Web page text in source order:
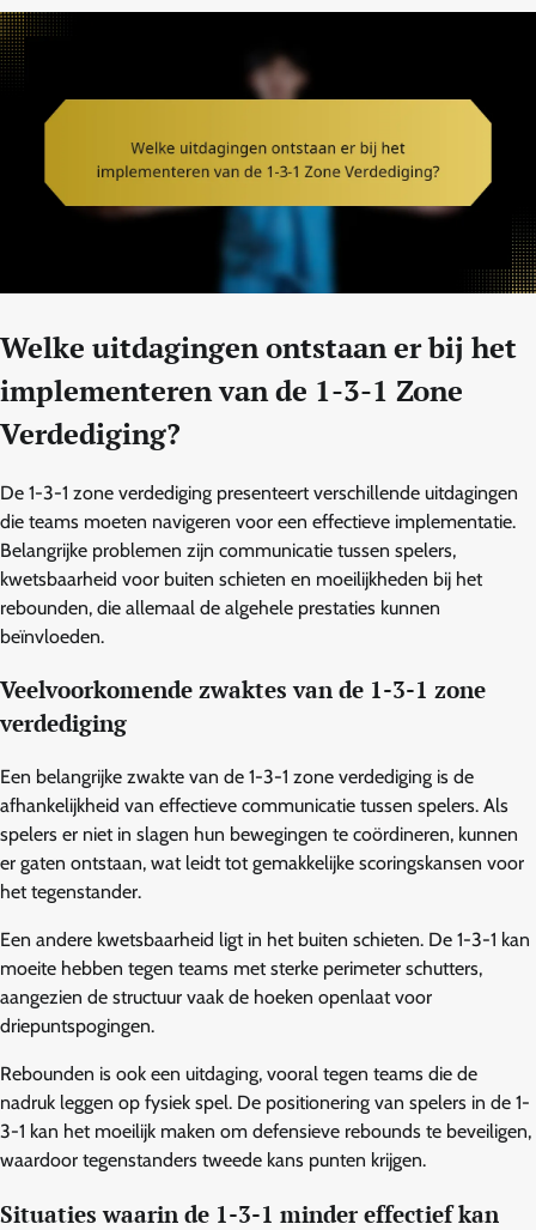
Welke uitdagingen ontstaan er bij het
implementeren van de 1-3-1 Zone
Verdediging?
De 1-3-1 zone verdediging presenteert verschillende uitdagingen
die teams moeten navigeren voor een effectieve implementatie.
Belangrijke problemen zijn communicatie tussen spelers,
kwetsbaarheid voor buiten schieten en moeilijkheden bij het
rebounden, die allemaal de algehele prestaties kunnen
beïnvloeden.
Veelvoorkomende zwaktes van de 1-3-1 zone
verdediging
Een belangrijke zwakte van de 1-3-1 zone verdediging is de
afhankelijkheid van effectieve communicatie tussen spelers. Als
spelers er niet in slagen hun bewegingen te coördineren, kunnen
er gaten ontstaan, wat leidt tot gemakkelijke scoringskansen voor
het tegenstander.
Een andere kwetsbaarheid ligt in het buiten schieten. De 1-3-1 kan
moeite hebben tegen teams met sterke perimeter schutters,
aangezien de structuur vaak de hoeken openlaat voor
driepuntspogingen.
Rebounden is ook een uitdaging, vooral tegen teams die de
nadruk leggen op fysiek spel. De positionering van spelers in de 1-
3-1 kan het moeilijk maken om defensieve rebounds te beveiligen,
waardoor tegenstanders tweede kans punten krijgen.
Situaties waarin de 1-3-1 minder effectief kan